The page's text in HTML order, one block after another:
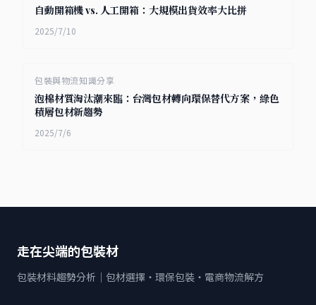
自動開箱機 vs. 人工開箱：大規模出貨效率大比拼
2025/7/10
包裝與物流知識分享
泡棉材質淘汰潮來臨：台灣包材轉向環保替代方案，綠色
積層包材新趨勢
2025/7/6
走在尖端的包裝材
包裝材料趨勢分析｜包材選擇・環保包裝・電商物流解方